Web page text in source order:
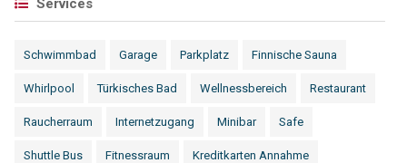
Services
Schwimmbad Garage Parkplatz Finnische Sauna
Whirlpool Türkisches Bad Wellnessbereich Restaurant
Raucherraum Internetzugang Minibar Safe
Shuttle Bus Fitnessraum Kreditkarten Annahme